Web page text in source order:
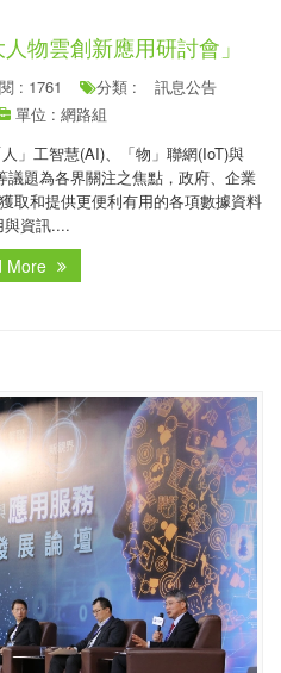
物雲創新應用研討會」
: 1761 分類 :
訊息公告
單位 : 網路組
」工智慧(AI)、「物」聯網(IoT)與
議題為各界關注之焦點，政府、企業
取和提供更便利有用的各項數據資料
與資訊....
More